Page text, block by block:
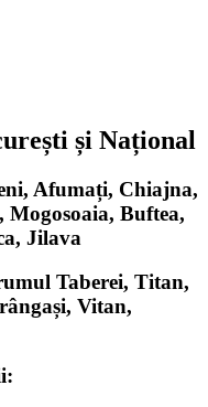
și Național
Afumați, Chiajna,
Buftea,
Jilava
Taberei, Titan,
Vitan,